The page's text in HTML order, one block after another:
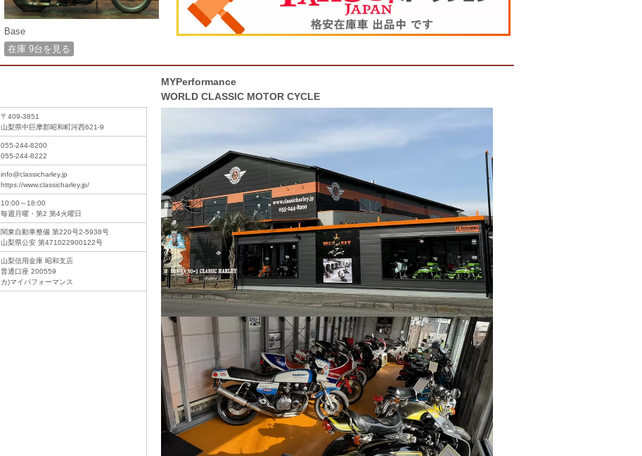
Base
在庫 9台を見る
〒409-3851
山梨県中巨摩郡昭和町河西621-9
055-244-8200
055-244-8222
info@classicharley.jp
https://www.classicharley.jp/
10:00～18:00
毎週月曜・第2 第4火曜日
関東自動車整備 第220号2-5938号
山梨県公安 第471022900122号
山梨信用金庫 昭和支店
普通口座 200559
カ)マイパフォーマンス
MYPerformance
WORLD CLASSIC MOTOR CYCLE